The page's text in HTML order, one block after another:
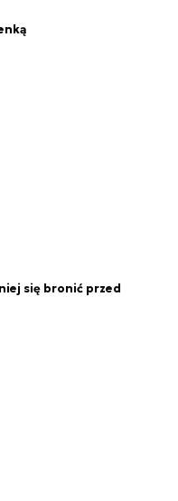
się bronić przed